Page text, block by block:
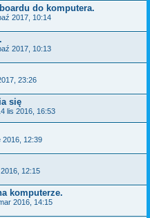
do komputera.
2017, 10:14
2017, 10:13
23:26
się
lis 2016, 16:53
2016, 12:39
12:15
komputerze.
2016, 14:15